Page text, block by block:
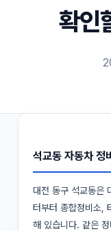
확인
석교동 자동차 정
대전 동구 석교동은
터부터 종합정비소,
해 있습니다. 같은